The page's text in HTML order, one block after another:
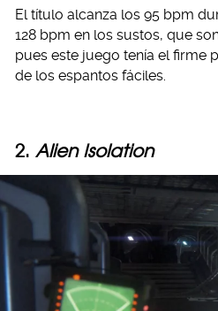
El título alcanza los 95 bpm
128 bpm en los sustos, que
pues este juego tenía el firme
de los espantos fáciles.
2. Alien Isolation